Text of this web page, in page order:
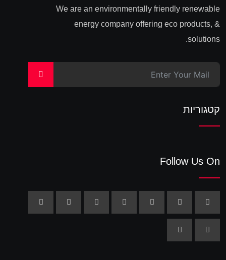
We are an environmentally friendly renewable
energy company offering eco products, &
solutions.
>
קטגוריות
Follow Us On